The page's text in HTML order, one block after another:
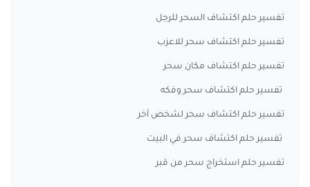
تفسير حلم اكتشاف السحر للرجل
تفسير حلم اكتشاف سحر للاعزب
تفسير حلم اكتشاف مكان سحر
تفسير حلم اكتشاف سحر وفكه
تفسير حلم اكتشاف سحر لشخص آخر
تفسير حلم اكتشاف سحر في البيت
تفسير حلم استخراج سحر من قبر